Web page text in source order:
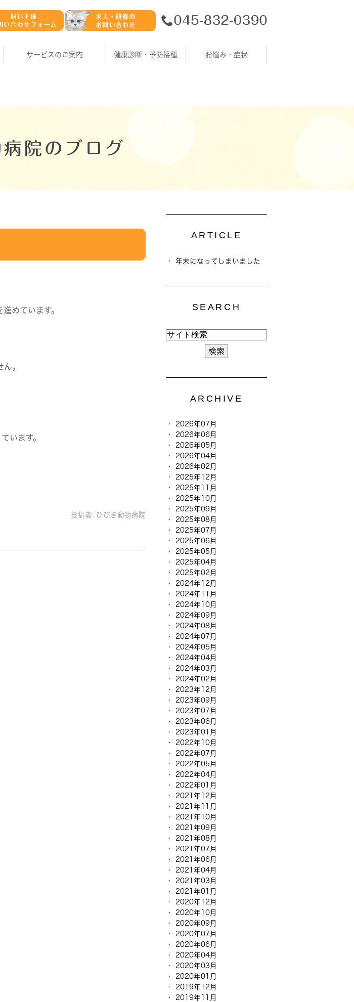
サービスのご案内 健康診断・予防接種 お悩み・症状
院のブログ
めています。
。
います。
投稿者: ひびき動物病院
ARTICLE
年末になってしまいました
SEARCH
ARCHIVE
2026年07月
2026年06月
2026年05月
2026年04月
2026年02月
2025年12月
2025年11月
2025年10月
2025年09月
2025年08月
2025年07月
2025年06月
2025年05月
2025年04月
2025年02月
2024年12月
2024年11月
2024年10月
2024年09月
2024年08月
2024年07月
2024年05月
2024年04月
2024年03月
2024年02月
2023年12月
2023年09月
2023年07月
2023年06月
2023年01月
2022年10月
2022年07月
2022年05月
2022年04月
2022年01月
2021年12月
2021年11月
2021年10月
2021年09月
2021年08月
2021年07月
2021年06月
2021年04月
2021年03月
2021年01月
2020年12月
2020年10月
2020年09月
2020年07月
2020年06月
2020年04月
2020年03月
2020年01月
2019年12月
2019年11月